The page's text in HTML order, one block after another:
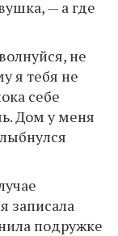
— а где
не
я тебя не
себе
Дом у меня
записала
подружке